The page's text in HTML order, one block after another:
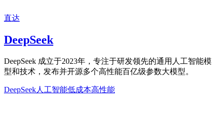
直达
DeepSeek
DeepSeek 成立于2023年，专注于研发领先的通用人工智能模
型和技术，发布并开源多个高性能百亿级参数大模型。
DeepSeek人工智能低成本高性能